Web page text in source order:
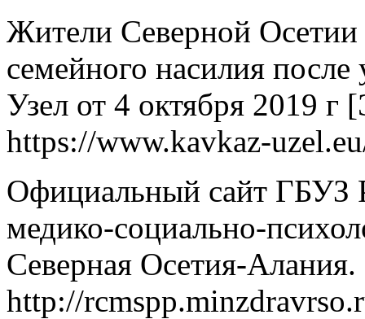
Жители Северной Осетии
семейного насилия после
Узел от 4 октября 2019
https://www.kavkaz-
Официальный сайт ГБУЗ
медико-социально-
Северная Осетия-
http://